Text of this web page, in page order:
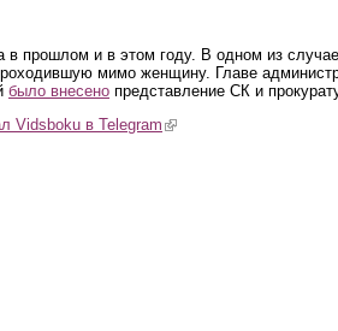
в прошлом и в этом году. В одном из
мимо женщину. Главе
было внесено представление СК и
Vidsboku в Telegram (link is external)